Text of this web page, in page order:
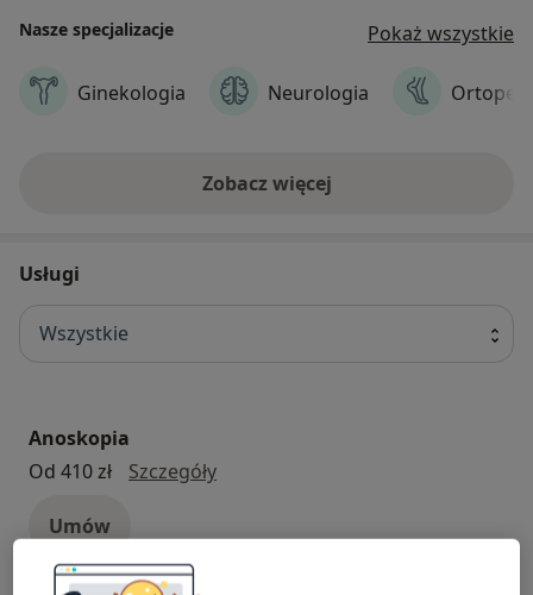
Nasze specjalizacje Pokaż wszystkie
Ginekologia Neurologia
Zobacz więcej
Usługi
Wszystkie
Anoskopia
Od 410 zł
Szczegółyanoskopia
Umów